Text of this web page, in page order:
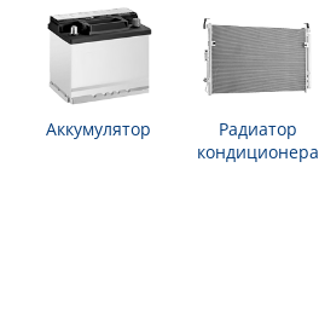
Аккумулятор
Радиатор
кондиционера